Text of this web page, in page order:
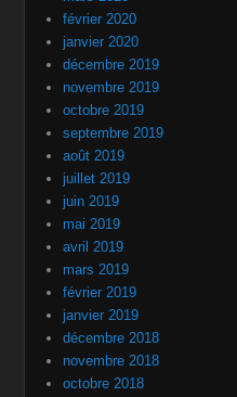
février 2020
janvier 2020
décembre 2019
novembre 2019
octobre 2019
septembre 2019
août 2019
juillet 2019
juin 2019
mai 2019
avril 2019
mars 2019
février 2019
janvier 2019
décembre 2018
novembre 2018
octobre 2018